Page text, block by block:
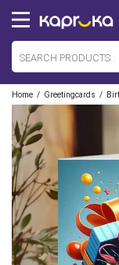
Home / Greetingcards /